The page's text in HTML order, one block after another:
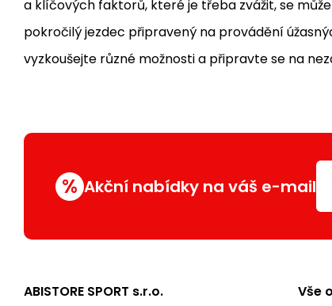
a klíčových faktorů, které je třeba zvážit, se
pokročilý jezdec připravený na provádění
vyzkoušejte různé možnosti a připravte se na
% Akční nabídky na váš e-mail
ABISTORE SPORT s.r.o. Vše